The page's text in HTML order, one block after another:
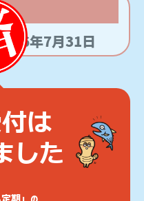
年7月31日
は
した
定期」の